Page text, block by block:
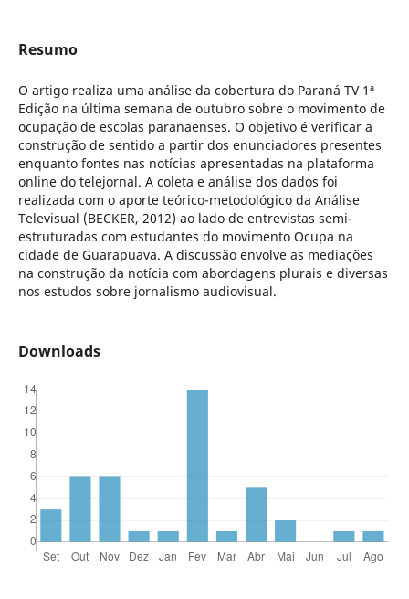
Resumo
O artigo realiza uma análise da cobertura do Paraná TV 1ª
Edição na última semana de outubro sobre o movimento de
ocupação de escolas paranaenses. O objetivo é verificar a
construção de sentido a partir dos enunciadores presentes
enquanto fontes nas notícias apresentadas na plataforma
online do telejornal. A coleta e análise dos dados foi
realizada com o aporte teórico-metodológico da Análise
Televisual (BECKER, 2012) ao lado de entrevistas semi-
estruturadas com estudantes do movimento Ocupa na
cidade de Guarapuava. A discussão envolve as mediações
na construção da notícia com abordagens plurais e diversas
nos estudos sobre jornalismo audiovisual.
Downloads